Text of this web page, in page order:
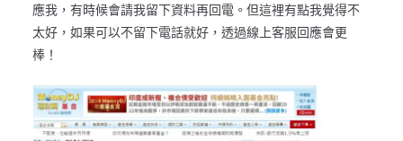
應我，有時候會請我留下資料再回電。但這裡有點我覺得不
太好，如果可以不留下電話就好，透過線上客服回應會更
棒！